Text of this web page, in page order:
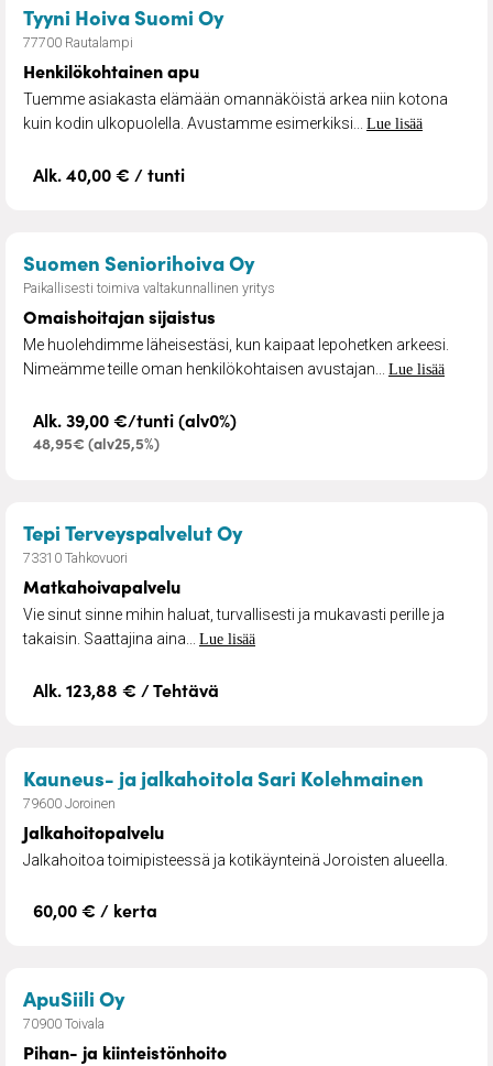
Tyyni Hoiva Suomi Oy– Henkilökohtainen apu
77700 Rautalampi
Henkilökohtainen apu
Tuemme asiakasta elämään omannäköistä arkea niin kotona
kuin kodin ulkopuolella. Avustamme esimerkiksi... Lue lisää
Alk. 40,00 € / tunti
Suomen Seniorihoiva Oy– Omaishoitajan sijaistus
Paikallisesti toimiva valtakunnallinen yritys
Omaishoitajan sijaistus
Me huolehdimme läheisestäsi, kun kaipaat lepohetken arkeesi.
Nimeämme teille oman henkilökohtaisen avustajan... Lue lisää
Alk. 39,00 €/tunti (alv0%)
48,95€ (alv25,5%)
Tepi Terveyspalvelut Oy– Matkahoivapalvelu
73310 Tahkovuori
Matkahoivapalvelu
Vie sinut sinne mihin haluat, turvallisesti ja mukavasti perille ja
takaisin. Saattajina aina... Lue lisää
Alk. 123,88 € / Tehtävä
Kauneus- ja jalkahoitola Sari Kolehmainen
79600 Joroinen
Jalkahoitopalvelu
Jalkahoitoa toimipisteessä ja kotikäynteinä Joroisten alueella.
60,00 € / kerta
ApuSiili Oy– Pihan- ja kiinteistönhoito
70900 Toivala
Pihan- ja kiinteistönhoito